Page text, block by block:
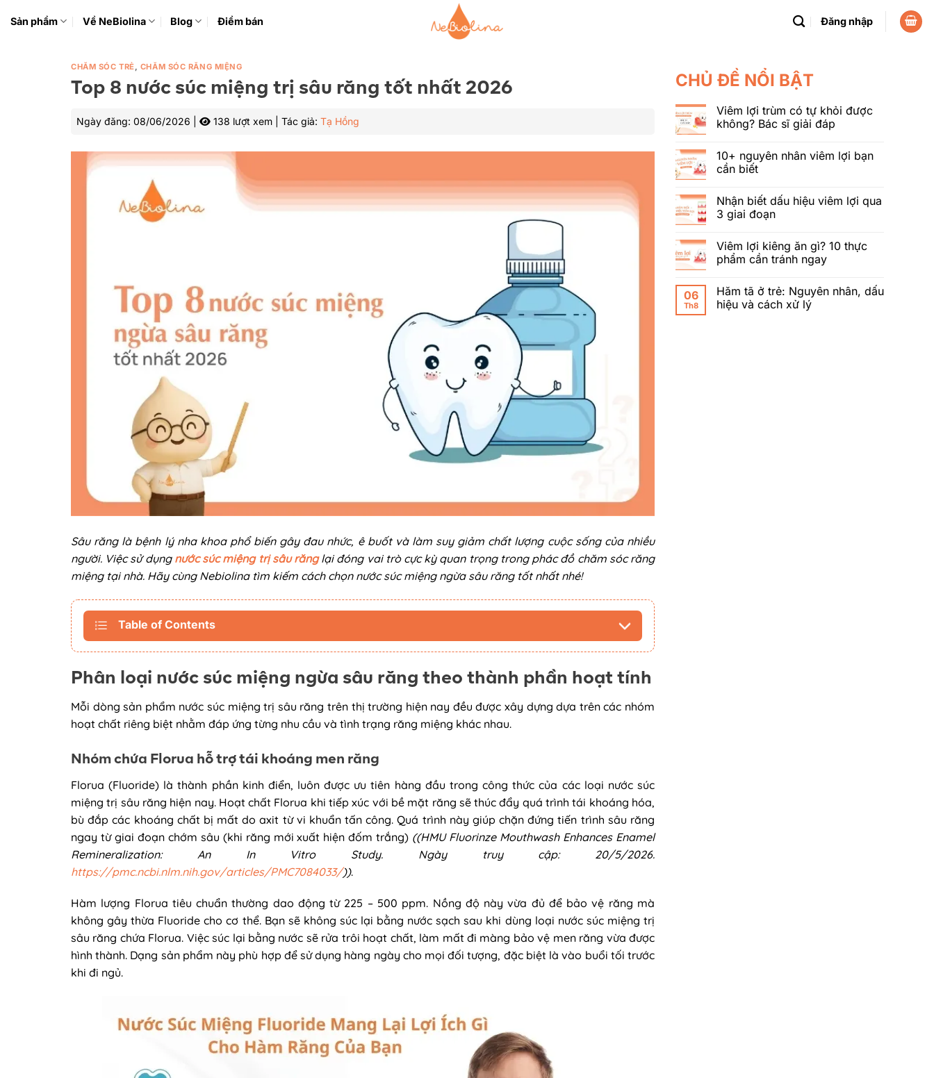
quaSản phẩm Về NeBiolina Blog Điểm bán Đăng nhập
CHĂM SÓC TRẺ, CHĂM SÓC RĂNG MIỆNG
Top 8 nước súc miệng trị sâu răng tốt nhất 2026
Ngày đăng: 08/06/2026 138 lượt xem Tác giả: Tạ Hồng
Sâu răng là bệnh lý nha khoa phổ biến gây đau nhức, ê buốt và làm suy giảm chất lượng cuộc sống của nhiều
người. Việc sử dụng nước súc miệng trị sâu rănglại đóng vai trò cực kỳ quan trọng trong phác đồ chăm sóc răng
miệng tại nhà. Hãy cùng Nebiolina tìm kiếm cách chọn nước súc miệng ngừa sâu răng tốt nhất nhé!
Table of Contents
Phân loại nước súc miệng ngừa sâu răng theo thành phần hoạt tính
Mỗi dòng sản phẩm nước súc miệng trị sâu răng trên thị trường hiện nay đều được xây dựng dựa trên các nhóm
hoạt chất riêng biệt nhằm đáp ứng từng nhu cầu và tình trạng răng miệng khác nhau.
Nhóm chứa Florua hỗ trợ tái khoáng men răng
Florua (Fluoride) là thành phần kinh điển, luôn được ưu tiên hàng đầu trong công thức của các loại nước súc
miệng trị sâu răng hiện nay. Hoạt chất Florua khi tiếp xúc với bề mặt răng sẽ thúc đẩy quá trình tái khoáng hóa,
bù đắp các khoáng chất bị mất do axit từ vi khuẩn tấn công. Quá trình này giúp chặn đứng tiến trình sâu răng
ngay từ giai đoạn chớm sâu (khi răng mới xuất hiện đốm trắng) ((HMU Fluorinze Mouthwash Enhances Enamel
Remineralization: An In Vitro Study. Ngày truy cập: 20/5/2026.
https://pmc.ncbi.nlm.nih.gov/articles/PMC7084033/)).
Hàm lượng Florua tiêu chuẩn thường dao động từ 225 – 500 ppm. Nồng độ này vừa đủ để bảo vệ răng mà
không gây thừa Fluoride cho cơ thể. Bạn sẽ không súc lại bằng nước sạch sau khi dùng loại nước súc miệng trị
sâu răng chứa Florua. Việc súc lại bằng nước sẽ rửa trôi hoạt chất, làm mất đi màng bảo vệ men răng vừa được
hình thành. Dạng sản phẩm này phù hợp để sử dụng hàng ngày cho mọi đối tượng, đặc biệt là vào buổi tối trước
khi đi ngủ.
CHỦ ĐỀ NỔI BẬT
Viêm lợi trùm có tự khỏi được
không? Bác sĩ giải đáp
10+ nguyên nhân viêm lợi bạn
cần biết
Nhận biết dấu hiệu viêm lợi qua
3 giai đoạn
Viêm lợi kiêng ăn gì? 10 thực
phẩm cần tránh ngay
06
Th8
Hăm tã ở trẻ: Nguyên nhân, dấu
hiệu và cách xử lý